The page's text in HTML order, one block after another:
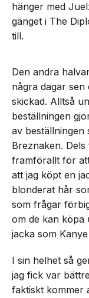
hänger med
gänget i The
till.
Den andra
några dagar
skickad. Alltså
beställningen
av beställningen
Breznaken.
framförallt för
att jag köpt en
blonderat hår
som frågar
om de kan köpa
jacka som
I sin helhet så
jag fick var
faktiskt kommer